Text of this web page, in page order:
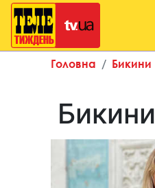
Головна Бикини
Бикини